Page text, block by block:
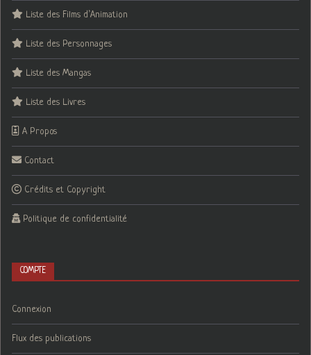
Liste des Films d’Animation
Liste des Personnages
Liste des Mangas
Liste des Livres
A Propos
Contact
Crédits et Copyright
Politique de confidentialité
COMPTE
Connexion
Flux des publications